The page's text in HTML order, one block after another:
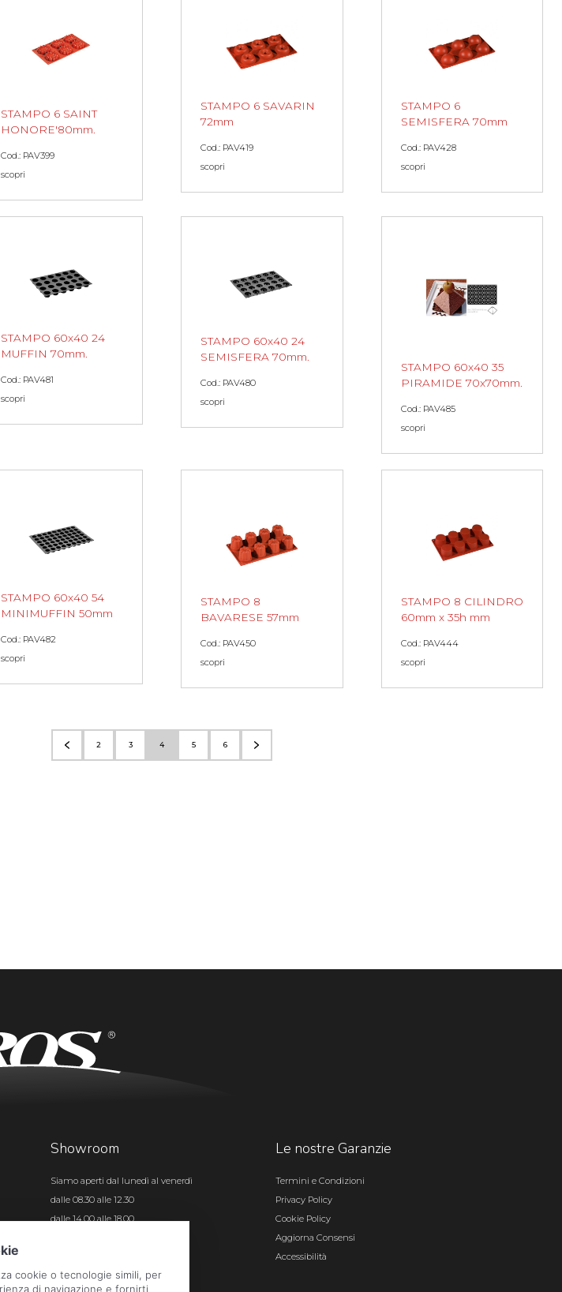
STAMPO 6 SAINT
HONORE'80mm.
Cod.: PAV399
scopri
STAMPO 6 SAVARIN
72mm
Cod.: PAV419
scopri
STAMPO 6
SEMISFERA 70mm
Cod.: PAV428
scopri
STAMPO 60x40 24
MUFFIN 70mm.
Cod.: PAV481
scopri
STAMPO 60x40 24
SEMISFERA 70mm.
Cod.: PAV480
scopri
STAMPO 60x40 35
PIRAMIDE 70x70mm.
Cod.: PAV485
scopri
STAMPO 60x40 54
MINIMUFFIN 50mm
Cod.: PAV482
scopri
STAMPO 8
BAVARESE 57mm
Cod.: PAV450
scopri
STAMPO 8 CILINDRO
60mm x 35h mm
Cod.: PAV444
scopri
2 3 4 5 6
Showroom
Siamo aperti dal lunedì al venerdì
dalle 08.30 alle 12.30
dalle 14.00 alle 18.00
Le nostre Garanzie
Termini e Condizioni
Privacy Policy
Cookie Policy
Aggiorna Consensi
Accessibilità